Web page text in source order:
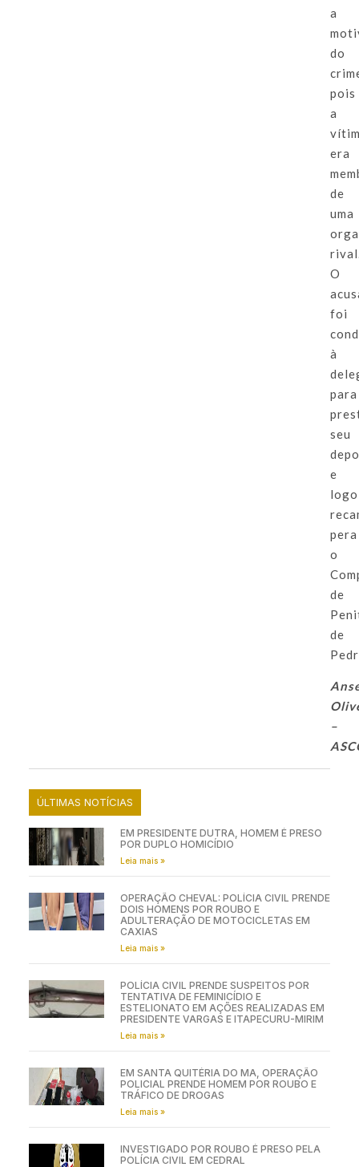
a
do
pois
a
era
de
uma
O
foi
à
para
seu
e
logo
pera
o
de
de
–
ÚLTIMAS NOTÍCIAS
EM PRESIDENTE DUTRA, HOMEM É PRESO
POR DUPLO HOMICÍDIO
Leia mais »
OPERAÇÃO CHEVAL: POLÍCIA CIVIL PRENDE
DOIS HOMENS POR ROUBO E
ADULTERAÇÃO DE MOTOCICLETAS EM
CAXIAS
Leia mais »
POLÍCIA CIVIL PRENDE SUSPEITOS POR
TENTATIVA DE FEMINICÍDIO E
ESTELIONATO EM AÇÕES REALIZADAS EM
PRESIDENTE VARGAS E ITAPECURU-MIRIM
Leia mais »
EM SANTA QUITÉRIA DO MA, OPERAÇÃO
POLICIAL PRENDE HOMEM POR ROUBO E
TRÁFICO DE DROGAS
Leia mais »
INVESTIGADO POR ROUBO É PRESO PELA
POLÍCIA CIVIL EM CEDRAL